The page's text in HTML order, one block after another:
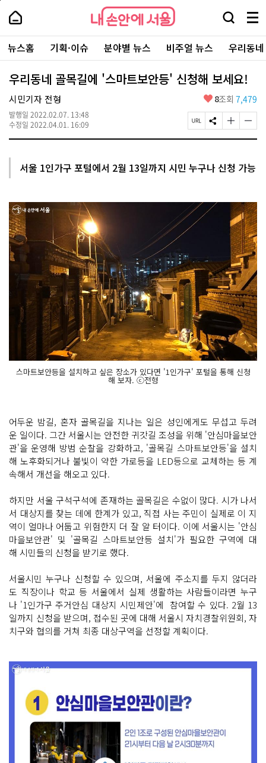
본
로
가
내
손
안
에
서
울
-
서
울
시
대
표
소
포
내
손
에
울
검
창
열
기
메
뉴
전
체
보
주
요
서
뉴스홈 기획·이슈 분야별 뉴스 비주얼 뉴스 우리동
우리동네 골목길에 '스마트보안등' 신청해 보세요!
시민기자 전형
발행일 2022.02.07. 13:48
수정일 2022.04.01. 16:09
좋
요
8조회 7,479
페
이
R
S
N
유
하
글
자
크
게
하
기
글
자
작
게
하
기
서울 1인가구 포털에서 2월 13일까지 시민 누구나 신청 가능
스마트보안등을 설치하고 싶은 장소가 있다면 '1인가구' 포털을 통해 신청
해 보자. ⓒ전형
어두운 밤길, 혼자 골목길을 지나는 일은 성인에게도 무섭고 두려
운 일이다. 그간 서울시는 안전한 귀갓길 조성을 위해 '안심마을보안
관'을 운영해 방범 순찰을 강화하고, '골목길 스마트보안등'을 설치
해 노후화되거나 불빛이 약한 가로등을 LED등으로 교체하는 등 계
속해서 개선을 해오고 있다.
하지만 서울 구석구석에 존재하는 골목길은 수없이 많다. 시가 나서
서 대상지를 찾는 데에 한계가 있고, 직접 사는 주민이 실제로 이 지
역이 얼마나 어둡고 위험한지 더 잘 알 터이다. 이에 서울시는 '안심
마을보안관' 및 '골목길 스마트보안등 설치'가 필요한 구역에 대
해 시민들의 신청을 받기로 했다.
서울시민 누구나 신청할 수 있으며, 서울에 주소지를 두지 않더라
도 직장이나 학교 등 서울에서 실제 생활하는 사람들이라면 누구
나 '1인가구 주거안심 대상지 시민제안'에 참여할 수 있다. 2월 13
일까지 신청을 받으며, 접수된 곳에 대해 서울시 자치경찰위원회, 자
치구와 협의를 거쳐 최종 대상구역을 선정할 계획이다.
페
상
단
로